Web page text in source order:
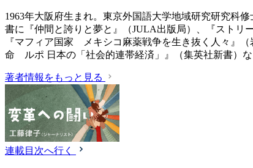
1963年大阪府生まれ。東京外国語大学地域研究研究科
書に『仲間と誇りと夢と』（JULA出版局）、『ストリ
『マフィア国家 メキシコ麻薬戦争を生き抜く人々』
命 ルポ 日本の「社会的連帯経済」』（集英社新書）
著者情報をもっと見る
連載目次へ行く